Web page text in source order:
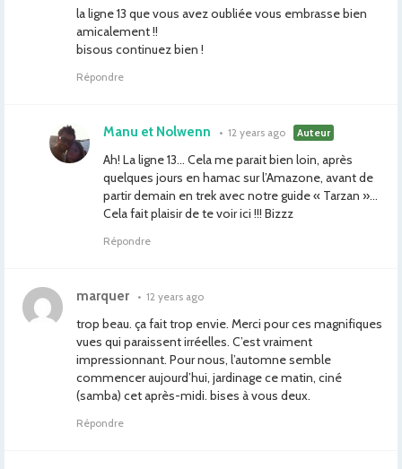
la ligne 13 que vous avez oubliée vous embrasse bien
amicalement !!
bisous continuez bien !
Répondre
Manu et Nolwenn • 12 years ago Auteur
Ah! La ligne 13… Cela me parait bien loin, après
quelques jours en hamac sur l’Amazone, avant de
partir demain en trek avec notre guide « Tarzan »…
Cela fait plaisir de te voir ici !!! Bizzz
Répondre
marquer • 12 years ago
trop beau. ça fait trop envie. Merci pour ces magnifiques
vues qui paraissent irréelles. C’est vraiment
impressionnant. Pour nous, l’automne semble
commencer aujourd’hui, jardinage ce matin, ciné
(samba) cet après-midi. bises à vous deux.
Répondre